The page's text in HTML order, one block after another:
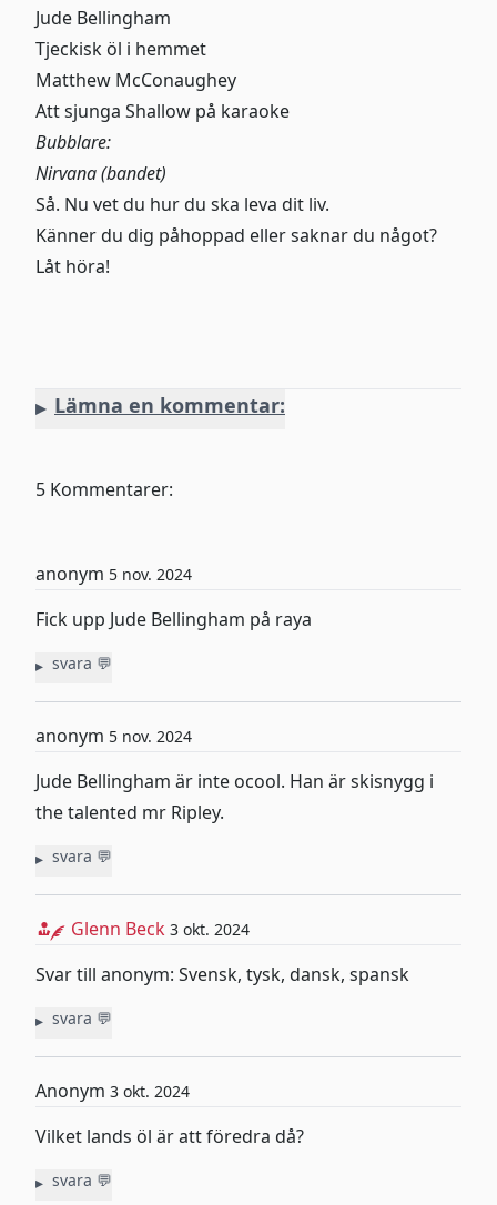
Jude Bellingham
Tjeckisk öl i hemmet
Matthew McConaughey
Att sjunga Shallow på karaoke
Bubblare:
Nirvana (bandet)
Så. Nu vet du hur du ska leva dit liv.
Känner du dig påhoppad eller saknar du något?
Låt höra!
Lämna en kommentar:
Kommentar
Skicka
5 Kommentarer:
anonym 5 nov. 2024
Fick upp Jude Bellingham på raya
svara 💬
Email/@
Kommentar
anonym 5 nov. 2024
Jude Bellingham är inte ocool. Han är skisnygg i
the talented mr Ripley.
svara 💬
Email/@
Glenn Beck 3 okt. 2024
Svar till anonym: Svensk, tysk, dansk, spansk
svara 💬
Email/@
Anonym 3 okt. 2024
Vilket lands öl är att föredra då?
svara 💬